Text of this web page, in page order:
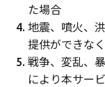
た場合
地震、噴火、
提供ができな
戦争、変乱、
により本サー